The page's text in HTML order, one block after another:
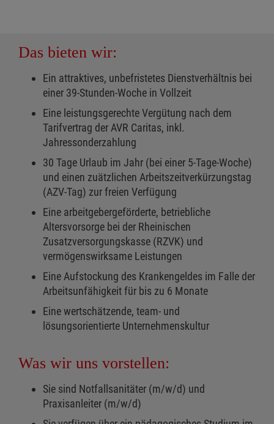
Das bieten wir:
Ein attraktives, unbefristetes Dienstverhältnis bei
einer 39-Stunden-Woche in Vollzeit
Eine leistungsgerechte Vergütung nach dem
Tarifvertrag der AVR Caritas, inkl.
Jahressonderzahlung
30 Tage Urlaub im Jahr (bei einer 5-Tage-Woche)
und einen zuätzlichen Arbeitszeitverkürzungstag
(AZV-Tag) zur freien Verfügung
Eine arbeitgebergeförderte, betriebliche
Altersvorsorge bei der Rheinischen
Zusatzversorgungskasse (RZVK) und
vermögenswirksame Leistungen
Eine Aufstockung des Krankengeldes im Falle der
Arbeitsunfähigkeit für bis zu 6 Monate
Eine wertschätzende, team- und
lösungsorientierte Unternehmenskultur
Was wir uns vorstellen:
Sie sind Notfallsanitäter (m/w/d) und
Praxisanleiter (m/w/d)